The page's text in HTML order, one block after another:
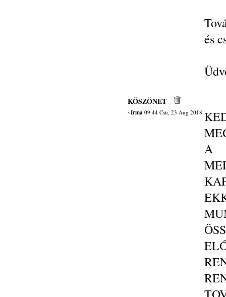
és
KÖSZÖNET
~Irma09:44 Csü, 23 Aug 2018
A